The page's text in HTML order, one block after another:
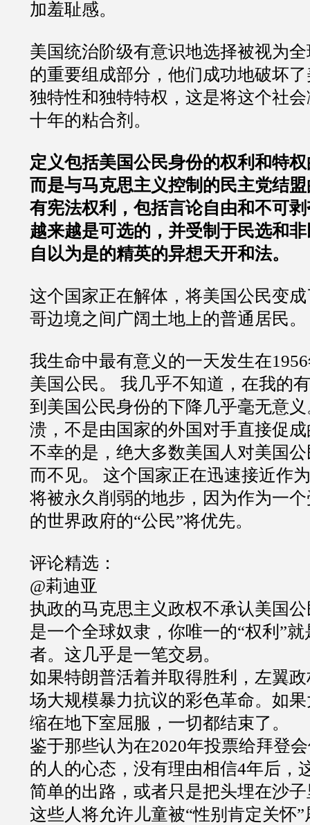
加羞耻感。
美国统治阶级有意识地选择被视为
的重要组成部分，他们成功地破坏
独特性和独特特权，这是将这个社
十年的粘合剂。
定义包括美国公民身份的权利和特
而是与马克思主义控制的民主党结
有宪法权利，包括言论自由和不可
越来越是可选的，并受制于民选和
自以为是的精英的异想天开和法。
这个国家正在解体，将美国公民变
哥边境之间广阔土地上的普通居民。
我生命中最有意义的一天发生在
美国公民。 我几乎不知道，在我的
到美国公民身份的下降几乎毫无意
溃，不是由国家的外国对手直接促
不幸的是，绝大多数美国人对美国
而不见。 这个国家正在迅速接近作
将被永久削弱的地步，因为作为一
的世界政府的“公民”将优先。
评论精选：
@莉迪亚
执政的马克思主义政权不承认美国
是一个全球奴隶，你唯一的“权利”
者。这几乎是一笔交易。
如果特朗普活着并取得胜利，左翼
场大规模暴力抗议的彩色革命。如
缩在地下室屈服，一切都结束了。
鉴于那些认为在2020年投票给拜登
的人的心态，没有理由相信4年后，
简单的出路，或者只是把头埋在沙
这些人将允许儿童被“性别肯定关怀